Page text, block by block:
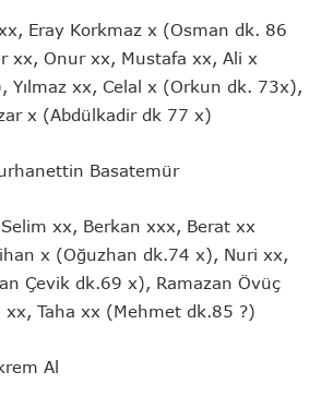
Eray Korkmaz x (Osman dk. 86
xx, Onur xx, Mustafa xx, Ali x
Yılmaz xx, Celal x (Orkun dk. 73x),
x (Abdülkadir dk 77 x)
Basatemür
xx, Berkan xxx, Berat xx
x (Oğuzhan dk.74 x), Nuri xx,
Çevik dk.69 x), Ramazan Övüç
Taha xx (Mehmet dk.85 ?)
Al